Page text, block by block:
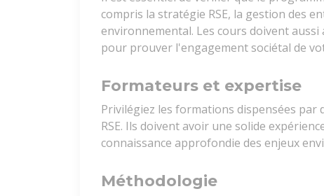
compris la stratégie RSE, la gestion des
environnemental. Les cours doivent
pour prouver l'engagement sociétal de
Formateurs et expertise
Privilégiez les formations dispensées par
RSE. Ils doivent avoir une solide
connaissance approfondie des enjeux
Méthodologie